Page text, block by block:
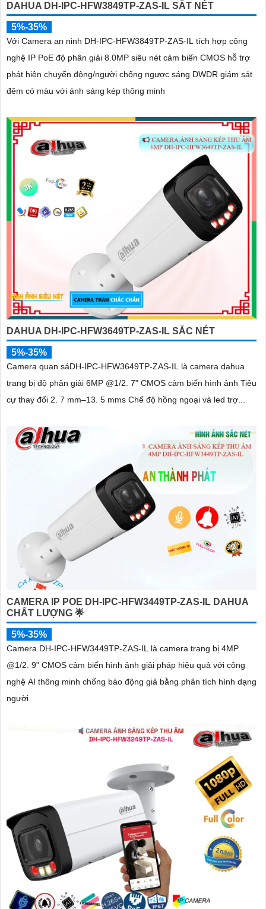
DAHUA DH-IPC-HFW3849TP-ZAS-IL SẮT NÉT
5%-35%
Với Camera an ninh DH-IPC-HFW3849TP-ZAS-IL tích hợp công
nghệ IP PoE độ phân giải 8.0MP siêu nét cảm biến CMOS hỗ trợ
phát hiện chuyển động/người chống ngược sáng DWDR giám sát
đêm có màu với ánh sáng kép thông minh
DAHUA DH-IPC-HFW3649TP-ZAS-IL SẮC NÉT
5%-35%
Camera quan sáDH-IPC-HFW3649TP-ZAS-IL là camera dahua
trang bị độ phân giải 6MP @1/2. 7" CMOS cảm biến hình ảnh Tiêu
cự thay đổi 2. 7 mm–13. 5 mms Chế độ hồng ngoại và led trợ...
CAMERA IP POE DH-IPC-HFW3449TP-ZAS-IL DAHUA
CHẤT LƯỢNG 🌟
5%-35%
Camera DH-IPC-HFW3449TP-ZAS-IL là camera trang bị 4MP
@1/2. 9" CMOS cảm biến hình ảnh giải pháp hiệu quả với công
nghệ AI thông minh chống báo động giả bằng phân tích hình dạng
người